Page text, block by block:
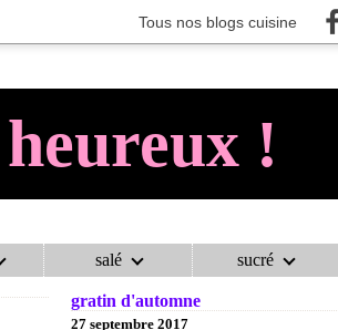
Tous nos blogs cuisine
!
salé sucré
AU COCHON HEUREUX ! CATEGORIES
gratin d'automne
27 septembre 2017